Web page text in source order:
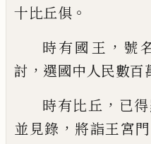
十比丘俱 。
時有國王 ， 號
討 ， 選國中人民數百
時有比丘 ， 已
並 見錄 ， 將詣王宮門